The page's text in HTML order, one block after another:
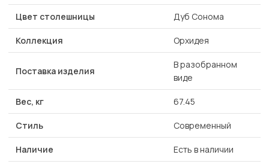
Цвет столешницы Дуб Сонома
Коллекция Орхидея
Поставка изделия
В разобранном
виде
Вес, кг 67.45
Стиль Современный
Наличие Есть в наличии